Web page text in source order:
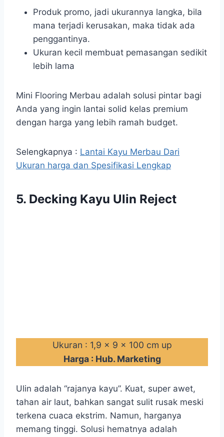
Produk promo, jadi ukurannya langka, bila
mana terjadi kerusakan, maka tidak ada
penggantinya.
Ukuran kecil membuat pemasangan sedikit
lebih lama
Mini Flooring Merbau adalah solusi pintar bagi
Anda yang ingin lantai solid kelas premium
dengan harga yang lebih ramah budget.
Selengkapnya : Lantai Kayu Merbau Dari
Ukuran harga dan Spesifikasi Lengkap
5. Decking Kayu Ulin Reject
Ukuran : 1,9 x 9 x 100 cm up
Harga : Hub. Marketing
Ulin adalah “rajanya kayu”. Kuat, super awet,
tahan air laut, bahkan sangat sulit rusak meski
terkena cuaca ekstrim. Namun, harganya
memang tinggi. Solusi hematnya adalah